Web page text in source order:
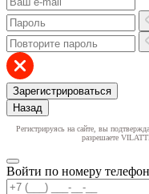
Зарегистрироваться
Назад
Регистрируясь на сайте, вы
разрешаете
Войти по номеру